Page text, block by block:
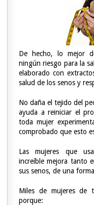
De hecho, lo mejor
ningún riesgo para la
elaborado con
salud de los senos y
No daña el tejido del
ayuda a reiniciar el
toda mujer
comprobado que esto
Las mujeres que
increíble mejora tanto
sus senos, de una
Miles de mujeres de
porque: